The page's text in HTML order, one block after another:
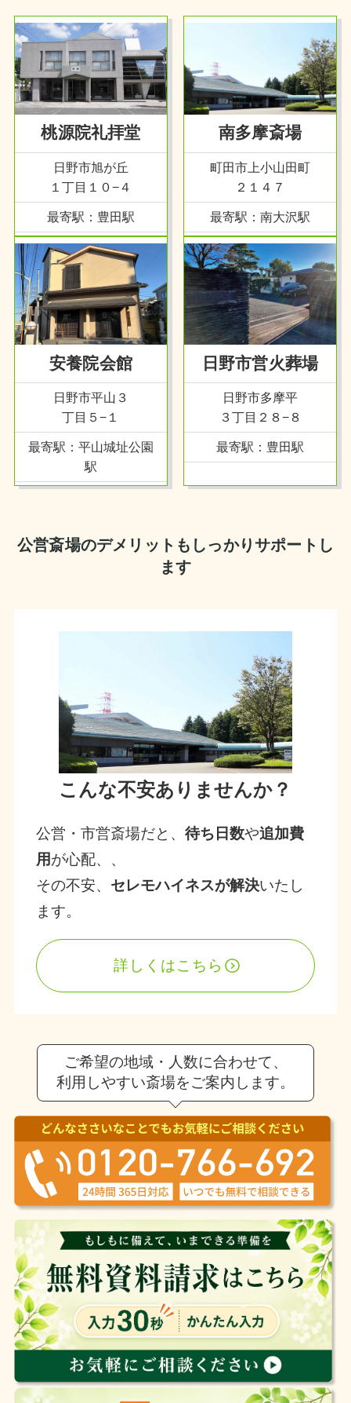
桃源院礼拝堂
日野市旭が丘
１丁目１０−４
最寄駅：豊田駅
南多摩斎場
町田市上小山田町
２１４７
最寄駅：南大沢駅
安養院会館
日野市平山３
丁目５−１
最寄駅：平山城址公園
駅
日野市営火葬場
日野市多摩平
３丁目２８−８
最寄駅：豊田駅
公営斎場のデメリットもしっかりサポートし
ます
こんな不安ありませんか？
公営・市営斎場だと、待ち日数や追加費
用が心配、、
その不安、 セレモハイネスが解決いたし
ます。
詳しくはこちら
ご希望の地域・人数に合わせて、
利用しやすい斎場をご案内します。